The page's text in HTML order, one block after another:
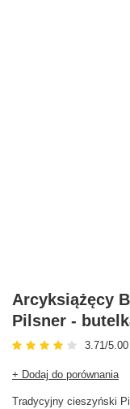
Arcyksiążęcy
Pilsner -
3.71/5.00
+ Dodaj do porównania
Tradycyjny cieszyński